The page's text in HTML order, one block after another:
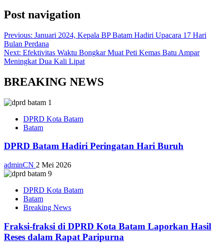
Post navigation
Previous: Januari 2024, Kepala BP Batam Hadiri Upacara 17 Hari
Bulan Perdana
Next: Efektivitas Waktu Bongkar Muat Peti Kemas Batu Ampar
Meningkat Dua Kali Lipat
BREAKING NEWS
DPRD Kota Batam
Batam
DPRD Batam Hadiri Peringatan Hari Buruh
adminCN 2 Mei 2026
DPRD Kota Batam
Batam
Breaking News
Fraksi-fraksi di DPRD Kota Batam Laporkan Hasil
Reses dalam Rapat Paripurna